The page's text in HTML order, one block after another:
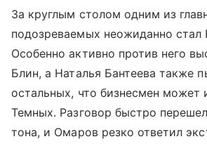
За круглым столом одним из
подозреваемых неожиданно стал
Особенно активно против него
Блин, а Наталья Бантеева также
остальных, что бизнесмен может
Темных. Разговор быстро
тона, и Омаров резко ответил